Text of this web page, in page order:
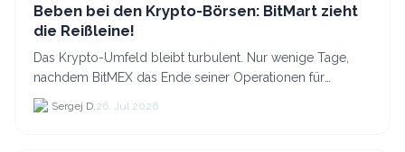
Beben bei den Krypto-Börsen: BitMart zieht
die Reißleine!
Das Krypto-Umfeld bleibt turbulent. Nur wenige Tage,
nachdem BitMEX das Ende seiner Operationen für
September 2026 bekannt gegeben hat, zieht nun die
nächste gr...
Sergej D.26. Jul 2026